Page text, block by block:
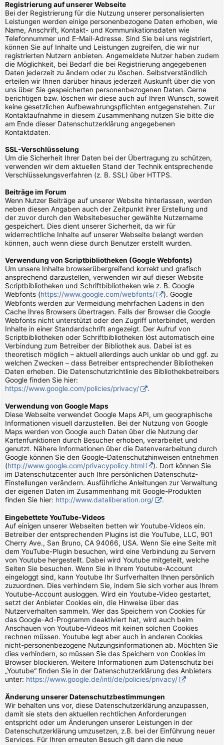
Registrierung auf unserer Webseite
Bei der Registrierung für die Nutzung unserer personalisierten
Leistungen werden einige personenbezogene Daten erhoben, wie
Name, Anschrift, Kontakt- und Kommunikationsdaten wie
Telefonnummer und E-Mail-Adresse. Sind Sie bei uns registriert,
können Sie auf Inhalte und Leistungen zugreifen, die wir nur
registrierten Nutzern anbieten. Angemeldete Nutzer haben zudem
die Möglichkeit, bei Bedarf die bei Registrierung angegebenen
Daten jederzeit zu ändern oder zu löschen. Selbstverständlich
erteilen wir Ihnen darüber hinaus jederzeit Auskunft über die von
uns über Sie gespeicherten personenbezogenen Daten. Gerne
berichtigen bzw. löschen wir diese auch auf Ihren Wunsch, soweit
keine gesetzlichen Aufbewahrungspflichten entgegenstehen. Zur
Kontaktaufnahme in diesem Zusammenhang nutzen Sie bitte die
am Ende dieser Datenschutzerklärung angegebenen
Kontaktdaten.
SSL-Verschlüsselung
Um die Sicherheit Ihrer Daten bei der Übertragung zu schützen,
verwenden wir dem aktuellen Stand der Technik entsprechende
Verschlüsselungsverfahren (z. B. SSL) über HTTPS.
Beiträge im Forum
Wenn Nutzer Beiträge auf unserer Website hinterlassen, werden
neben diesen Angaben auch der Zeitpunkt ihrer Erstellung und
der zuvor durch den Websitebesucher gewählte Nutzername
gespeichert. Dies dient unserer Sicherheit, da wir für
widerrechtliche Inhalte auf unserer Webseite belangt werden
können, auch wenn diese durch Benutzer erstellt wurden.
Verwendung von Scriptbibliotheken (Google Webfonts)
Um unsere Inhalte browserübergreifend korrekt und grafisch
ansprechend darzustellen, verwenden wir auf dieser Website
Scriptbibliotheken und Schriftbibliotheken wie z. B. Google
Webfonts (https://www.google.com/webfonts/
). Google
Webfonts werden zur Vermeidung mehrfachen Ladens in den
Cache Ihres Browsers übertragen. Falls der Browser die Google
Webfonts nicht unterstützt oder den Zugriff unterbindet, werden
Inhalte in einer Standardschrift angezeigt. Der Aufruf von
Scriptbibliotheken oder Schriftbibliotheken löst automatisch eine
Verbindung zum Betreiber der Bibliothek aus. Dabei ist es
theoretisch möglich – aktuell allerdings auch unklar ob und ggf. zu
welchen Zwecken – dass Betreiber entsprechender Bibliotheken
Daten erheben. Die Datenschutzrichtlinie des Bibliothekbetreibers
Google finden Sie hier:
https://www.google.com/policies/privacy/
.
Verwendung von Google Maps
Diese Webseite verwendet Google Maps API, um geographische
Informationen visuell darzustellen. Bei der Nutzung von Google
Maps werden von Google auch Daten über die Nutzung der
Kartenfunktionen durch Besucher erhoben, verarbeitet und
genutzt. Nähere Informationen über die Datenverarbeitung durch
Google können Sie den Google-Datenschutzhinweisen entnehmen
(http://www.google.com/privacypolicy.html
). Dort können Sie
im Datenschutzcenter auch Ihre persönlichen Datenschutz-
Einstellungen verändern. Ausführliche Anleitungen zur Verwaltung
der eigenen Daten im Zusammenhang mit Google-Produkten
finden Sie hier: http://www.dataliberation.org/ .
Eingebettete YouTube-Videos
Auf einigen unserer Webseiten betten wir Youtube-Videos ein.
Betreiber der entsprechenden Plugins ist die YouTube, LLC, 901
Cherry Ave., San Bruno, CA 94066, USA. Wenn Sie eine Seite mit
dem YouTube-Plugin besuchen, wird eine Verbindung zu Servern
von Youtube hergestellt. Dabei wird Youtube mitgeteilt, welche
Seiten Sie besuchen. Wenn Sie in Ihrem Youtube-Account
eingeloggt sind, kann Youtube Ihr Surfverhalten Ihnen persönlich
zuzuordnen. Dies verhindern Sie, indem Sie sich vorher aus Ihrem
Youtube-Account ausloggen. Wird ein Youtube-Video gestartet,
setzt der Anbieter Cookies ein, die Hinweise über das
Nutzerverhalten sammeln. Wer das Speichern von Cookies für
das Google-Ad-Programm deaktiviert hat, wird auch beim
Anschauen von Youtube-Videos mit keinen solchen Cookies
rechnen müssen. Youtube legt aber auch in anderen Cookies
nicht-personenbezogene Nutzungsinformationen ab. Möchten Sie
dies verhindern, so müssen Sie das Speichern von Cookies im
Browser blockieren. Weitere Informationen zum Datenschutz bei
„Youtube“ finden Sie in der Datenschutzerklärung des Anbieters
unter: https://www.google.de/intl/de/policies/privacy/
Änderung unserer Datenschutzbestimmungen
Wir behalten uns vor, diese Datenschutzerklärung anzupassen,
damit sie stets den aktuellen rechtlichen Anforderungen
entspricht oder um Änderungen unserer Leistungen in der
Datenschutzerklärung umzusetzen, z.B. bei der Einführung neuer
Services. Für Ihren erneuten Besuch gilt dann die neue